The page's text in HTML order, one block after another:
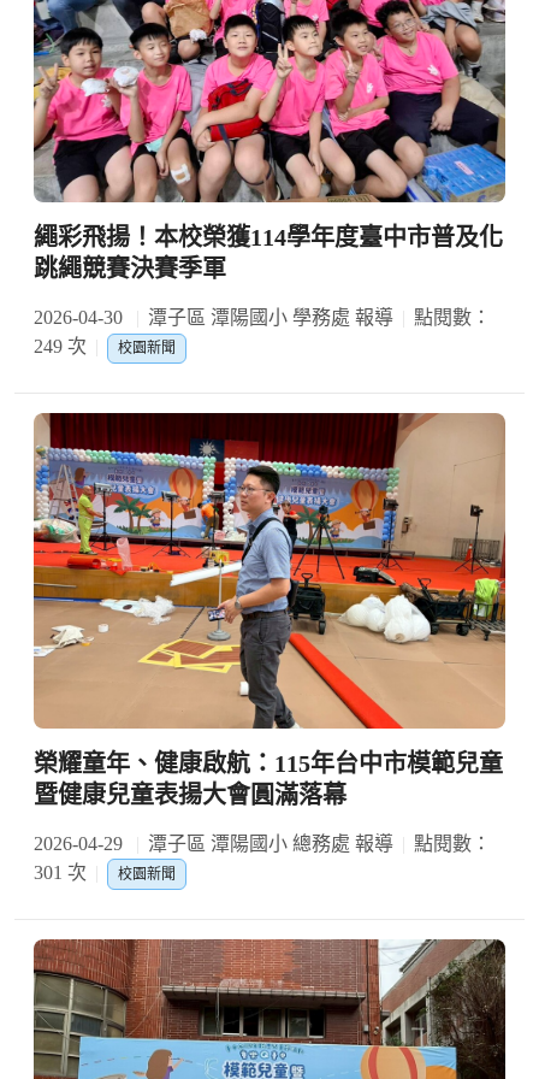
繩彩飛揚！本校榮獲114學年度臺中市普及化
跳繩競賽決賽季軍
2026-04-30 潭子區 潭陽國小 學務處 報導
點閱數：
249 次
校園新聞
榮耀童年、健康啟航：115年台中市模範兒童
暨健康兒童表揚大會圓滿落幕
2026-04-29 潭子區 潭陽國小 總務處 報導
點閱數：
301 次
校園新聞